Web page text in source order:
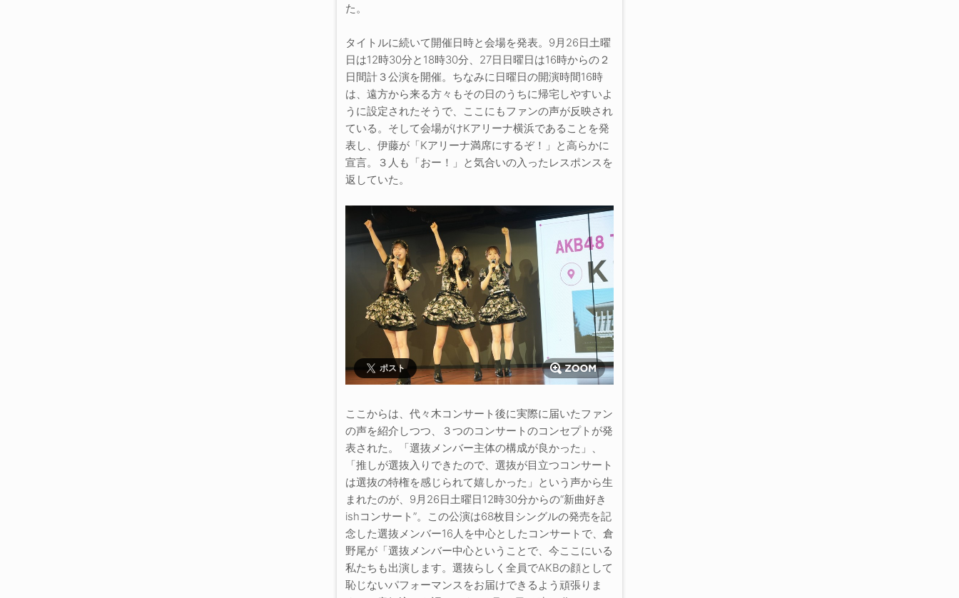
た。
タイトルに続いて開催日時と会場を発表。9月26日土曜
日は12時30分と18時30分、27日日曜日は16時からの２
日間計３公演を開催。ちなみに日曜日の開演時間16時
は、遠方から来る方々もその日のうちに帰宅しやすいよ
うに設定されたそうで、ここにもファンの声が反映され
ている。そして会場がけKアリーナ横浜であることを発
表し、伊藤が「Kアリーナ満席にするぞ！」と高らかに
宣言。３人も「おー！」と気合いの入ったレスポンスを
返していた。
ポスト
ここからは、代々木コンサート後に実際に届いたファン
の声を紹介しつつ、３つのコンサートのコンセプトが発
表された。「選抜メンバー主体の構成が良かった」、
「推しが選抜入りできたので、選抜が目立つコンサート
は選抜の特権を感じられて嬉しかった」という声から生
まれたのが、9月26日土曜日12時30分からの“新曲好き
ishコンサート”。この公演は68枚目シングルの発売を記
念した選抜メンバー16人を中心としたコンサートで、倉
野尾が「選抜メンバー中心ということで、今ここにいる
私たちも出演します。選抜らしく全員でAKBの顔として
恥じないパフォーマンスをお届けできるよう頑張りま